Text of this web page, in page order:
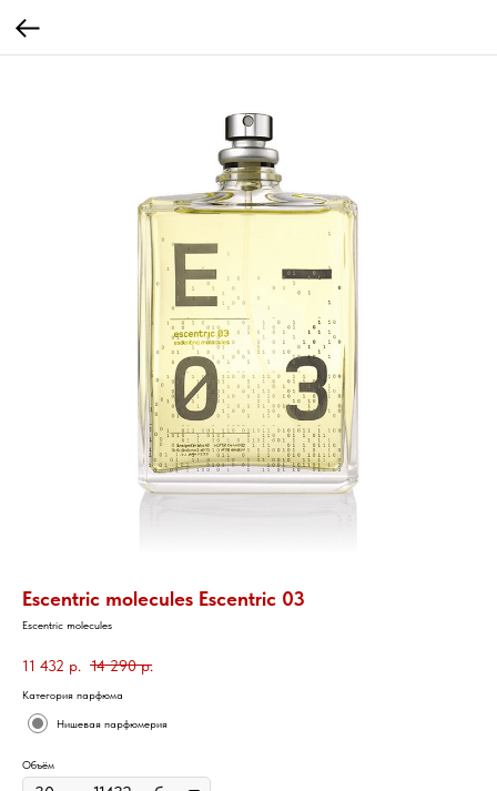
Escentric molecules Escentric 03
Escentric molecules
11 432 р. 14 290 р.
Категория парфюма
Нишевая парфюмерия
Объём